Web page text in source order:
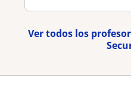
Ver todos los